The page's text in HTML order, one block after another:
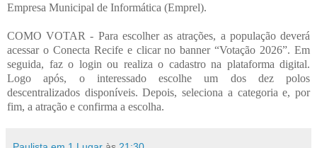
Empresa Municipal de Informática (Emprel).
COMO VOTAR - Para escolher as atrações, a população deverá
acessar o Conecta Recife e clicar no banner “Votação 2026”. Em
seguida, faz o login ou realiza o cadastro na plataforma digital.
Logo após, o interessado escolhe um dos dez polos
descentralizados disponíveis. Depois, seleciona a categoria e, por
fim, a atração e confirma a escolha.